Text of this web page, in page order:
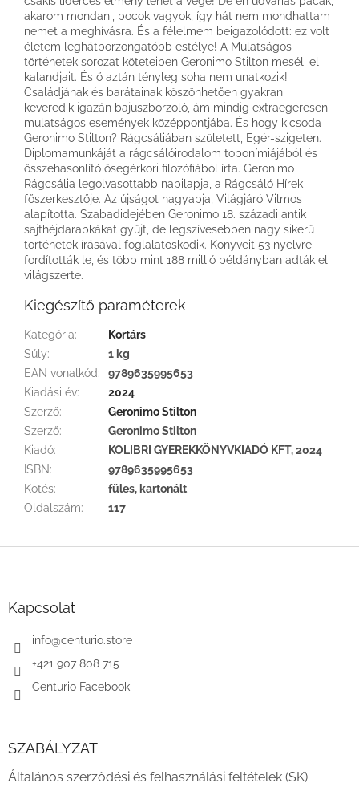
akarom mondani, pocok vagyok, így hát nem mondhattam
nemet a meghívásra. És a félelmem beigazolódott: ez volt
életem leghátborzongatóbb estélye! A Mulatságos
történetek sorozat köteteiben Geronimo Stilton meséli el
kalandjait. És ő aztán tényleg soha nem unatkozik!
Családjának és barátainak köszönhetően gyakran
keveredik igazán bajuszborzoló, ám mindig extraegeresen
mulatságos események középpontjába. És hogy kicsoda
Geronimo Stilton? Rágcsáliában született, Egér-szigeten.
Diplomamunkáját a rágcsálóirodalom toponímiájából és
összehasonlító ősegérkori filozófiából írta. Geronimo
Rágcsália legolvasottabb napilapja, a Rágcsáló Hírek
főszerkesztője. Az újságot nagyapja, Világjáró Vilmos
alapította. Szabadidejében Geronimo 18. századi antik
sajthéjdarabkákat gyűjt, de legszívesebben nagy sikerű
történetek írásával foglalatoskodik. Könyveit 53 nyelvre
fordították le, és több mint 188 millió példányban adták el
világszerte.
Kiegészítő paraméterek
Kategória:
Kortárs
Súly:
1 kg
EAN vonalkód:
9789635995653
Kiadási év:
2024
Szerző:
Geronimo Stilton
Szerző:
Geronimo Stilton
Kiadó:
KOLIBRI GYEREKKÖNYVKIADÓ KFT, 2024
ISBN:
9789635995653
Kötés:
füles, kartonált
Oldalszám: 117
Kapcsolat
info@centurio.store
+421 907 808 715
Centurio Facebook
SZABÁLYZAT
Általános szerződési és felhasználási feltételek (SK)